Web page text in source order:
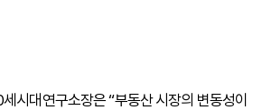
시대연구소장은 “부동산 시장의 변동성이